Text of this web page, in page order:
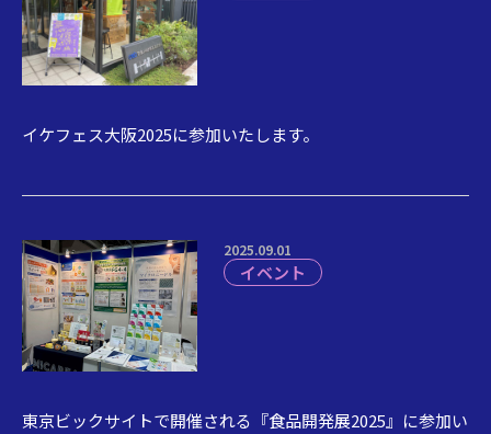
イケフェス大阪2025に参加いたします。
イベント
2025.09.01
東京ビックサイトで開催される『食品開発展2025』に参加い